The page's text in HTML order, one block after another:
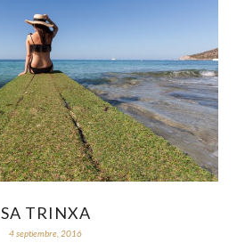
SA TRINXA
4 septiembre, 2016